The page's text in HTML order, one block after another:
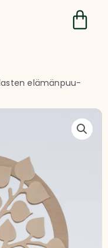
elämänpuu-